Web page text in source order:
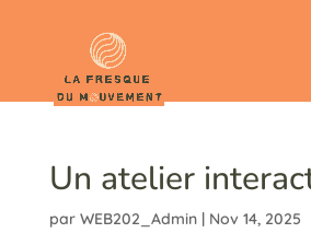
Un atelier
par WEB202_Admin| Nov 14, 2025